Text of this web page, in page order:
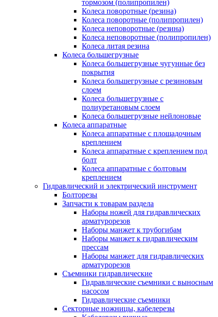
тормозом (полипропилен)
Колеса поворотные (резина)
Колеса поворотные (полипропилен)
Колеса неповоротные (резина)
Колеса неповоротные (полипропилен)
Колеса литая резина
Колеса большегрузные
Колеса большегрузные чугунные без
покрытия
Колеса большегрузные с резиновым
слоем
Колеса большегрузные с
полиуретановым слоем
Колеса большегрузные нейлоновые
Колеса аппаратные
Колеса аппаратные с площадочным
креплением
Колеса аппаратные с креплением под
болт
Колеса аппаратные с болтовым
креплением
Гидравлический и электрический инструмент
Болторезы
Запчасти к товарам раздела
Наборы ножей для гидравлических
арматурорезов
Наборы манжет к трубогибам
Наборы манжет к гидравлическим
прессам
Наборы манжет для гидравлических
арматурорезов
Съемники гидравлические
Гидравлические cъемники с выносным
насосом
Гидравлические съемники
Секторные ножницы, кабелерезы